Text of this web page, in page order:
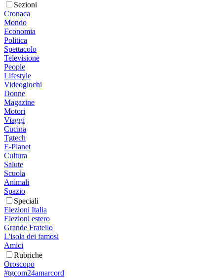
Sezioni
Cronaca
Mondo
Economia
Politica
Spettacolo
Televisione
People
Lifestyle
Videogiochi
Donne
Magazine
Motori
Viaggi
Cucina
Tgtech
E-Planet
Cultura
Salute
Scuola
Animali
Spazio
Speciali
Elezioni Italia
Elezioni estero
Grande Fratello
L'isola dei famosi
Amici
Rubriche
Oroscopo
#tgcom24amarcord